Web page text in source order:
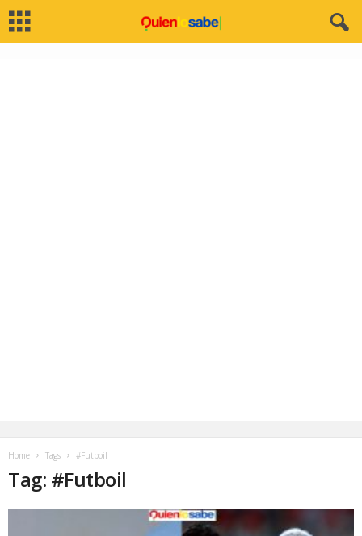
Home Tags #Futboil
Tag: #Futboil